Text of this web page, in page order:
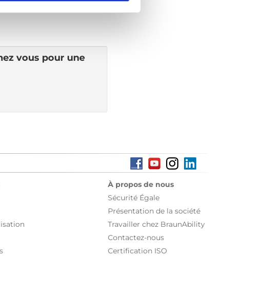
vous pour une
À propos de nous
Sécurité Égale
Présentation de la société
Travailler chez BraunAbility
Contactez-nous
Certification ISO